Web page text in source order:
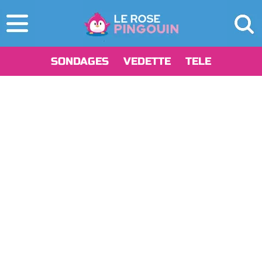
SONDAGES VEDETTE TELE